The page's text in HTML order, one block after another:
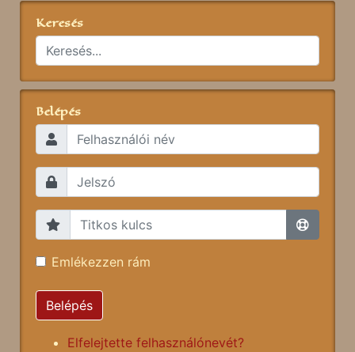
Keresés
Belépés
Emlékezzen rám
Belépés
Elfelejtette felhasználónevét?